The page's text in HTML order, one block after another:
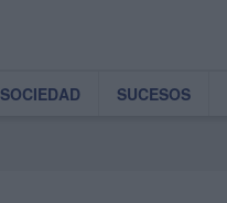
SOCIEDAD SUCESOS